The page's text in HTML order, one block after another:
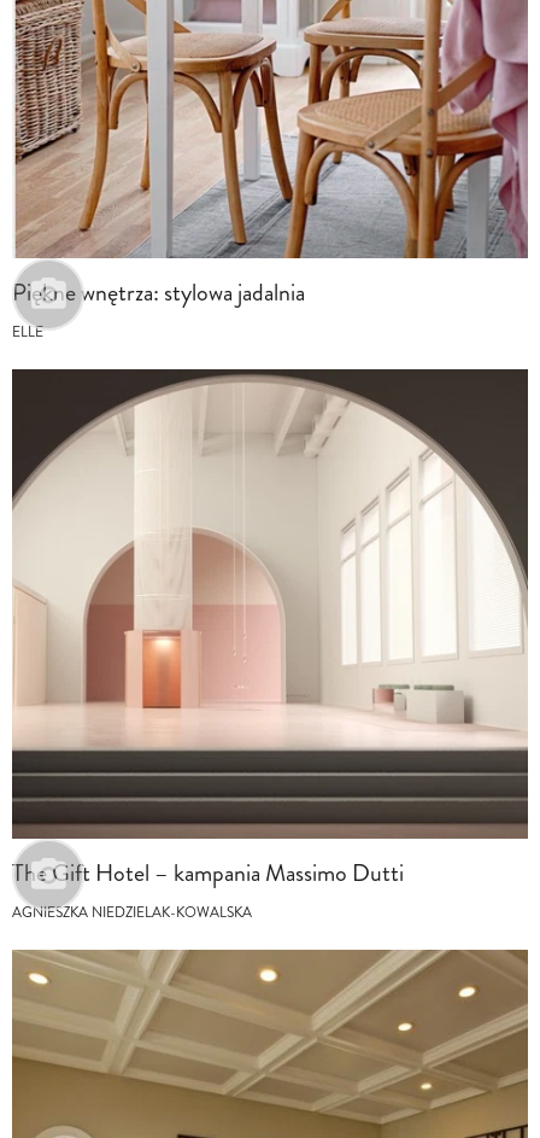
Piękne wnętrza: stylowa jadalnia
ELLE
The Gift Hotel – kampania Massimo Dutti
AGNIESZKA NIEDZIELAK-KOWALSKA